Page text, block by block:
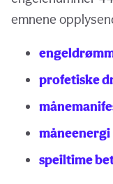
emnene
profetiske
måneenergi
speiltime